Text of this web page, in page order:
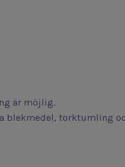
är möjlig.
blekmedel, torktumling